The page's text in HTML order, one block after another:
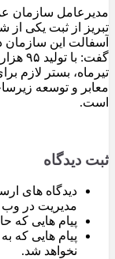
مدیرعامل سازمان
تبریز از ثبت یکی
تیرماه، بستر لازم
معابر و توسعه
است.
ثبت دیدگاه
دیدگاه های
مدیریت در
پیام هایی که
پیام هایی که
نخواهد شد.